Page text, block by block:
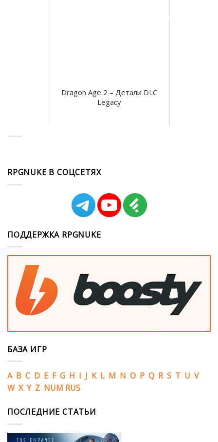
Dragon Age 2 – Детали DLC
Legacy
RPGNUKE В СОЦСЕТЯХ
ПОДДЕРЖКА RPGNUKE
БАЗА ИГР
A B C D E F G H I J K L M N O P Q R S T U V
W X Y Z NUM RUS
ПОСЛЕДНИЕ СТАТЬИ